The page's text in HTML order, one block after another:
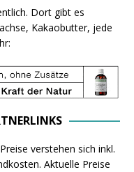
Dort gibt es
Kakaobutter, jede
verstehen sich inkl.
Aktuelle Preise